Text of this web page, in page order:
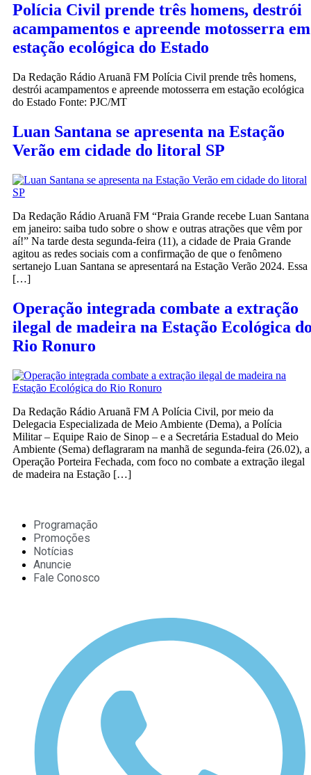
Polícia Civil prende três homens, destrói
acampamentos e apreende motosserra em
estação ecológica do Estado
Da Redação Rádio Aruanã FM Polícia Civil prende três homens,
destrói acampamentos e apreende motosserra em estação ecológica
do Estado Fonte: PJC/MT
Luan Santana se apresenta na Estação
Verão em cidade do litoral SP
Da Redação Rádio Aruanã FM “Praia Grande recebe Luan Santana
em janeiro: saiba tudo sobre o show e outras atrações que vêm por
aí!” Na tarde desta segunda-feira (11), a cidade de Praia Grande
agitou as redes sociais com a confirmação de que o fenômeno
sertanejo Luan Santana se apresentará na Estação Verão 2024. Essa
[…]
Operação integrada combate a extração
ilegal de madeira na Estação Ecológica
Rio Ronuro
Da Redação Rádio Aruanã FM A Polícia Civil, por meio da
Delegacia Especializada de Meio Ambiente (Dema), a Polícia
Militar – Equipe Raio de Sinop – e a Secretária Estadual do Meio
Ambiente (Sema) deflagraram na manhã de segunda-feira (26.02), a
Operação Porteira Fechada, com foco no combate a extração ilegal
de madeira na Estação […]
Programação
Promoções
Notícias
Anuncie
Fale Conosco